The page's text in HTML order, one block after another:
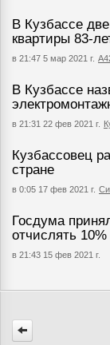
В Кузбассе
квартиры 83-
в 21:47 5 мар 2021 г.
В Кузбассе
в 21:31 22 фев 2021 г.
Кузбассовец
стране
в 0:05 17 фев 2021 г.
Госдума
отчислять
в 21:43 15 фев 2021 г.